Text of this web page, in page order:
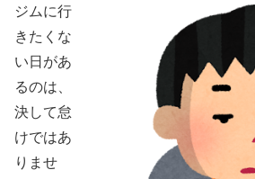
ジムに行
きたくな
い日があ
るのは、
決して怠
けではあ
りませ